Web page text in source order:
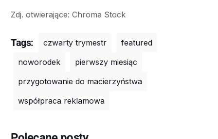
Zdj. otwierające: Chroma Stock
Tags: czwarty trymestr
featured
noworodek
pierwszy miesiąc
przygotowanie do macierzyństwa
współpraca reklamowa